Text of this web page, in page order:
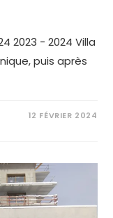
2023 - 2024 Villa
puis après
12 FÉVRIER 2024